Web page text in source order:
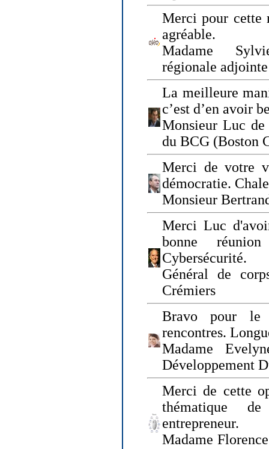
Merci pour cette
agréable.
Madame
régionale
La meilleure
c’est d’en avoir
Monsieur Luc de
du BCG (Boston
Merci de votre
démocratie.
Monsieur
Merci Luc
bonne
Cybersécurité.
Général de
Crémiers
Bravo pour le
rencontres.
Madame
Développement
Merci de cette
thématique
entrepreneur.
Madame